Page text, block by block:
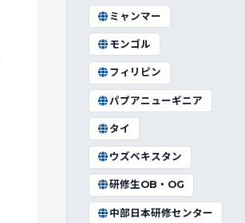
ミャンマー
モンゴル
フィリピン
パプアニューギニア
タイ
ウズベキスタン
研修生OB・OG
中部日本研修センター